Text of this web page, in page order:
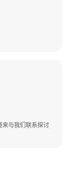
来与我们联系探讨